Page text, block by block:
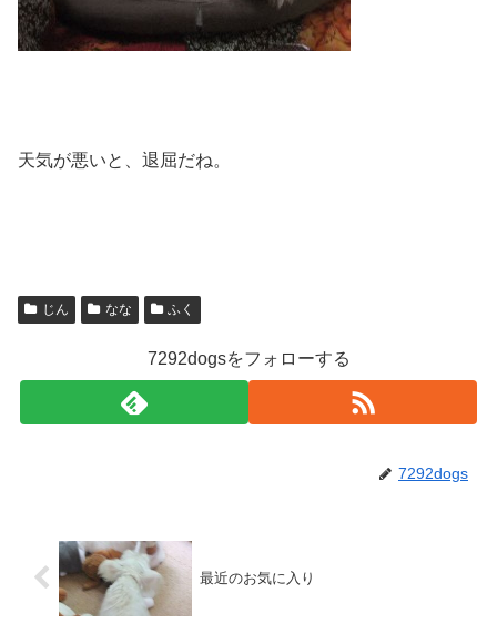
天気が悪いと、退屈だね。
じん なな ふく
7292dogsをフォローする
7292dogs
最近のお気に入り